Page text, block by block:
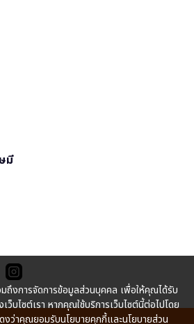
มี
ถึงการจัดการข้อมูลส่วนบุคคล เพื่อให้คุณได้รับ
บไซต์เรา หากคุณใช้บริการเว็บไซต์นี้ต่อไปโดย
งว่าคุณยอมรับนโยบายคุกกี้และนโยบายส่วน